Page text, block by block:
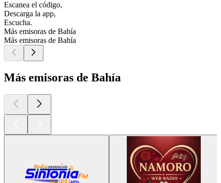
Escanea el código,
Descarga la app,
Escucha.
Más emisoras de Bahía
Más emisoras de Bahía
Más emisoras de Bahía